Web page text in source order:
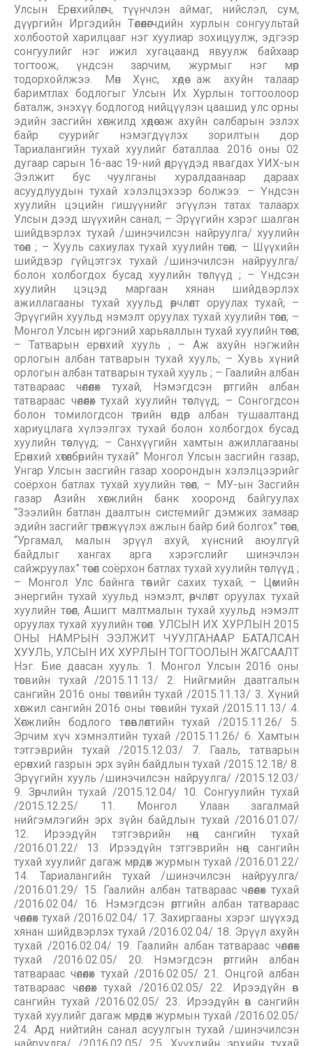
Улсын Ерөнхийлөгч, түүнчлэн аймаг, нийслэл, сум,
дүүргийн Иргэдийн Төлөөлөгчдийн хурлын сонгуультай
холбоотой харилцааг нэг хуулиар зохицуулж, эдгээр
сонгуулийг нэг ижил хугацаанд явуулж байхаар
тогтоож, үндсэн зарчим, журмыг нэг мөр
тодорхойлжээ. Мөн Хүнс, хөдөө аж ахуйн талаар
баримтлах бодлогыг Улсын Их Хурлын тогтоолоор
баталж, энэхүү бодлогод нийцүүлэн цаашид улс орны
эдийн засгийн хөгжилд хөдөө аж ахуйн салбарын эзлэх
байр суурийг нэмэгдүүлэх зорилтын дор
Тариалангийн тухай хуулийг баталлаа. 2016 оны 02
дугаар сарын 16-аас 19-ний өдрүүдэд явагдах УИХ-ын
Ээлжит бус чуулганы хуралдаанаар дараах
асуудлуудын тухай хэлэлцэхээр болжээ: – Үндсэн
хуулийн цэцийн гишүүнийг эгүүлэн татах талаарх
Улсын дээд шүүхийн санал; – Эрүүгийн хэрэг шалган
шийдвэрлэх тухай /шинэчилсэн найруулга/ хуулийн
төсөл ; – Хууль сахиулах тухай хуулийн төсөл; – Шүүхийн
шийдвэр гүйцэтгэх тухай /шинэчилсэн найруулга/
болон холбогдох бусад хуулийн төслүүд ; – Үндсэн
хуулийн цэцэд маргаан хянан шийдвэрлэх
ажиллагааны тухай хуульд өөрчлөлт оруулах тухай; –
Эрүүгийн хуульд нэмэлт оруулах тухай хуулийн төсөл; –
Монгол Улсын иргэний харьяаллын тухай хуулийн төсөл;
– Татварын ерөнхий хууль ; – Аж ахуйн нэгжийн
орлогын албан татварын тухай хууль; – Хувь хүний
орлогын албан татварын тухай хууль ; – Гаалийн албан
татвараас чөлөөлөх тухай, Нэмэгдсэн өртгийн албан
татвараас чөлөөлөх тухай хуулийн төслүүд; – Сонгогдсон
болон томилогдсон төрийн өндөр албан тушаалтанд
хариуцлага хүлээлгэх тухай болон холбогдох бусад
хуулийн төслүүд; – Санхүүгийн хамтын ажиллагааны
Ерөнхий хөтөлбөрийн тухай” Монгол Улсын засгийн газар,
Унгар Улсын засгийн газар хоорондын хэлэлцээрийг
соёрхон батлах тухай хуулийн төсөл; – МУ-ын Засгийн
газар Азийн хөгжлийн банк хооронд байгуулах
“Зээлийн батлан даалтын системийг дэмжих замаар
эдийн засгийг төрөлжүүлэх ажлын байр бий болгох” төсөл,
“Ургамал, малын эрүүл ахуй, хүнсний аюулгүй
байдлыг хангах арга хэрэгслийг шинэчлэн
сайжруулах” төсөл соёрхон батлах тухай хуулийн төслүүд ;
– Монгол Улс байнга төвийг сахих тухай; – Цөмийн
энергийн тухай хуульд нэмэлт, өөрчлөлт оруулах тухай
хуулийн төсөл, Ашигт малтмалын тухай хуульд нэмэлт
оруулах тухай хуулийн төсөл. УЛСЫН ИХ ХУРЛЫН 2015
ОНЫ НАМРЫН ЭЭЛЖИТ ЧУУЛГАНААР БАТАЛСАН
ХУУЛЬ, УЛСЫН ИХ ХУРЛЫН ТОГТООЛЫН ЖАГСААЛТ
Нэг. Бие даасан хууль: 1. Монгол Улсын 2016 оны
төсвийн тухай /2015.11.13/ 2. Нийгмийн даатгалын
сангийн 2016 оны төсвийн тухай /2015.11.13/ 3. Хүний
хөгжил сангийн 2016 оны төсвийн тухай /2015.11.13/ 4.
Хөгжлийн бодлого төлөвлөлтийн тухай /2015.11.26/ 5.
Эрчим хүч хэмнэлтийн тухай /2015.11.26/ 6. Хамтын
тэтгэврийн тухай /2015.12.03/ 7. Гааль, татварын
ерөнхий газрын эрх зүйн байдлын тухай /2015.12.18/ 8.
Эрүүгийн хууль /шинэчилсэн найруулга/ /2015.12.03/
9. Зөрчлийн тухай /2015.12.04/ 10. Сонгуулийн тухай
/2015.12.25/ 11. Монгол Улаан загалмай
нийгэмлэгийн эрх зүйн байдлын тухай /2016.01.07/
12. Ирээдүйн тэтгэврийн нөөц сангийн тухай
/2016.01.22/ 13. Ирээдүйн тэтгэврийн нөөц сангийн
тухай хуулийг дагаж мөрдөх журмын тухай /2016.01.22/
14. Тариалангийн тухай /шинэчилсэн найруулга/
/2016.01.29/ 15. Гаалийн албан татвараас чөлөөлөх тухай
/2016.02.04/ 16. Нэмэгдсэн өртгийн албан татвараас
чөлөөлөх тухай /2016.02.04/ 17. Захиргааны хэрэг шүүхэд
хянан шийдвэрлэх тухай /2016.02.04/ 18. Эрүүл ахуйн
тухай /2016.02.04/ 19. Гаалийн албан татвараас чөлөөлөх
тухай /2016.02.05/ 20. Нэмэгдсэн өртгийн албан
татвараас чөлөөлөх тухай /2016.02.05/ 21. Онцгой албан
татвараас чөлөөлөх тухай /2016.02.05/ 22. Ирээдүйн өв
сангийн тухай /2016.02.05/ 23. Ирээдүйн өв сангийн
тухай хуулийг дагаж мөрдөх журмын тухай /2016.02.05/
24. Ард нийтийн санал асуулгын тухай /шинэчилсэн